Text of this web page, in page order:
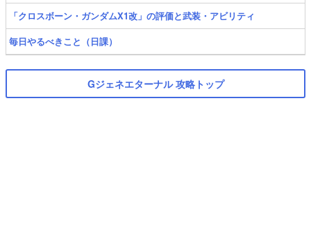
「クロスボーン・ガンダムX1改」の評価と武装・アビリティ
毎日やるべきこと（日課）
Gジェネエターナル 攻略トップ